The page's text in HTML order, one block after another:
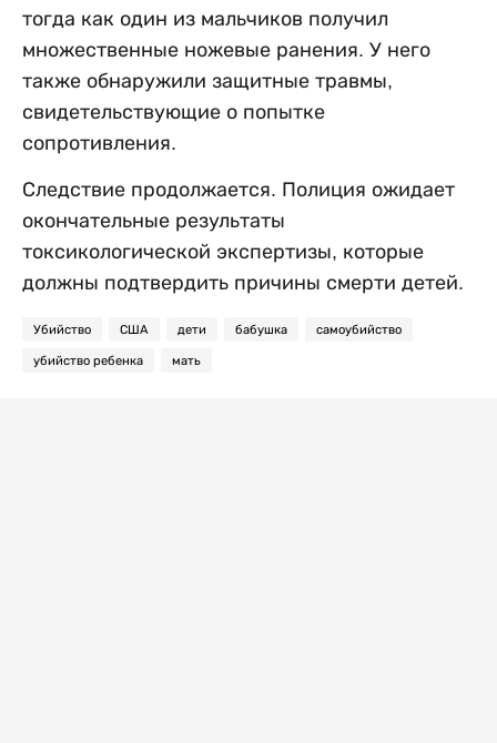
тогда как один из мальчиков получил
множественные ножевые ранения. У него
также обнаружили защитные травмы,
свидетельствующие о попытке
сопротивления.
Следствие продолжается. Полиция ожидает
окончательные результаты
токсикологической экспертизы, которые
должны подтвердить причины смерти детей.
Убийство США дети бабушка самоубийство
убийство ребенка мать